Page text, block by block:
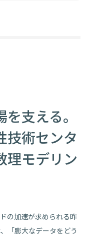
支える。
技術センタ
理モデリン
の加速が求められる昨
「膨大なデータをどう